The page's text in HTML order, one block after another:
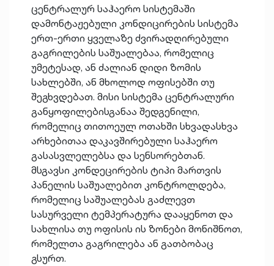
ცენტრალურ საჰაერო სისტემაში
დამონტაჟებული კონდიცირების სისტემა
ერთ-ერთი ყველაზე ძვირადღირებული
გაგრილების საშუალებაა, რომელიც
უმეტესად, ან ძალიან დიდი ზომის
სახლებში, ან მხოლოდ ოფისებში თუ
შეგხვდებათ. მისი სისტემა ცენტრალური
განყოფილებისგანაა შედგენილი,
რომელიც თითოეულ ოთახში სხვადასხვა
არხებითაა დაკავშირებული საჰაერო
გასასვლელებსა და სენსორებთან.
მსგავსი კონდეცირების ტიპი მართვის
პანელის საშუალებით კონტროლდება,
რომელიც საშუალებას გაძლევთ
სასურველი ტემპერატურა დააყენოთ და
სახლისა თუ ოფისის ის ზონები მონიშნოთ,
რომელთა გაგრილება ან გათბობაც
გსურთ.